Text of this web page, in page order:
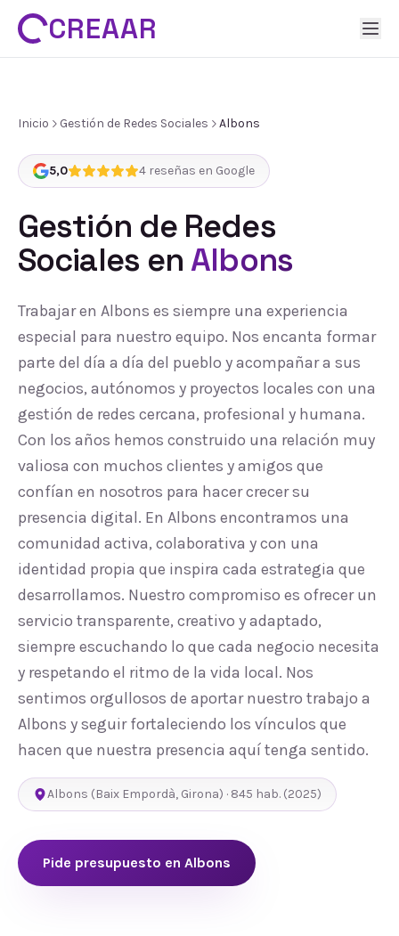
CREAAR
Inicio Gestión de Redes Sociales Albons
5,0 4 reseñas en Google
Gestión de Redes
Sociales enAlbons
Trabajar en Albons es siempre una experiencia
especial para nuestro equipo. Nos encanta formar
parte del día a día del pueblo y acompañar a sus
negocios, autónomos y proyectos locales con una
gestión de redes cercana, profesional y humana.
Con los años hemos construido una relación muy
valiosa con muchos clientes y amigos que
confían en nosotros para hacer crecer su
presencia digital. En Albons encontramos una
comunidad activa, colaborativa y con una
identidad propia que inspira cada estrategia que
desarrollamos. Nuestro compromiso es ofrecer un
servicio transparente, creativo y adaptado,
siempre escuchando lo que cada negocio necesita
y respetando el ritmo de la vida local. Nos
sentimos orgullosos de aportar nuestro trabajo a
Albons y seguir fortaleciendo los vínculos que
hacen que nuestra presencia aquí tenga sentido.
Albons (Baix Empordà, Girona) · 845 hab. (2025)
Pide presupuesto en Albons